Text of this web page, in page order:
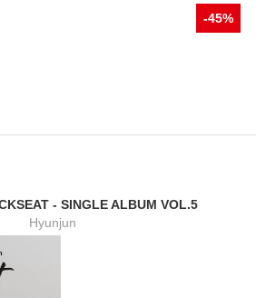
-45%
- SINGLE ALBUM VOL.5
Hyunjun